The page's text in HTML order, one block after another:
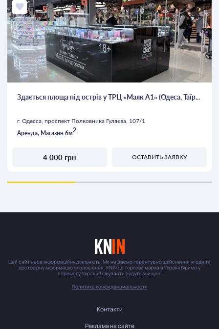
Здається площа під острів у ТРЦ «Маяк А1» (Одеса, Таїр...
г. Одесса, проспект Полковника Гуляєва, 107/1
Аренда, Магазин 6м2
4 000 грн ОСТАВИТЬ ЗАЯВКУ
Цей сайт несе інформаційну діяльність. Ми не даємо гарантуємо здійснення угоди та
достовірну інформацію оголошення. KNIN це торгова марка в Україні Віримо у
перемогу України! Окупанти будуть знищені
Политика конфиденциальности
Контакти
Реклама на сайте